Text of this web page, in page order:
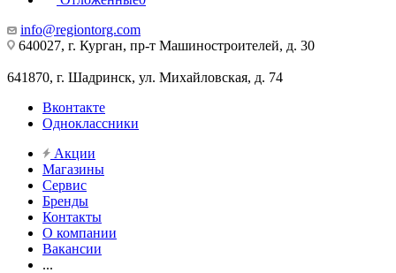
info@regiontorg.com
640027, г. Курган, пр-т Машиностроителей, д. 30
641870, г. Шадринск, ул. Михайловская, д. 74
Вконтакте
Одноклассники
Акции
Магазины
Сервис
Бренды
Контакты
О компании
Вакансии
...